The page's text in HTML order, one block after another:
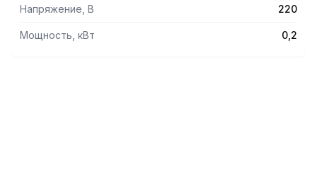
проходит через фильтр «тонкой» очистки со
проходит через слой активированного угля, где
Напряжение, В 220
Мощность, кВт 0,2